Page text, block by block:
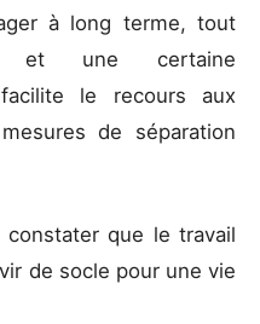
à long terme, tout
et une certaine
le recours aux
de séparation
que le travail
de socle pour une vie